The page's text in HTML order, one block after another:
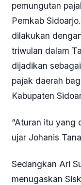
pemungutan
Pemkab
dilakukan
triwulan dalam
dijadikan
pajak daerah
Kabupaten
“Aturan itu yang
ujar Johanis
Sedangkan Ari
menugaskan